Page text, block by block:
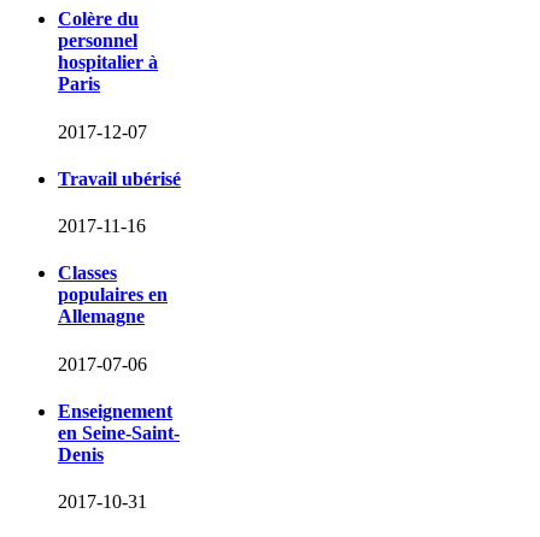
Colère du
personnel
hospitalier à
Paris
2017-12-07
Travail ubérisé
2017-11-16
Classes
populaires en
Allemagne
2017-07-06
Enseignement
en Seine-Saint-
Denis
2017-10-31